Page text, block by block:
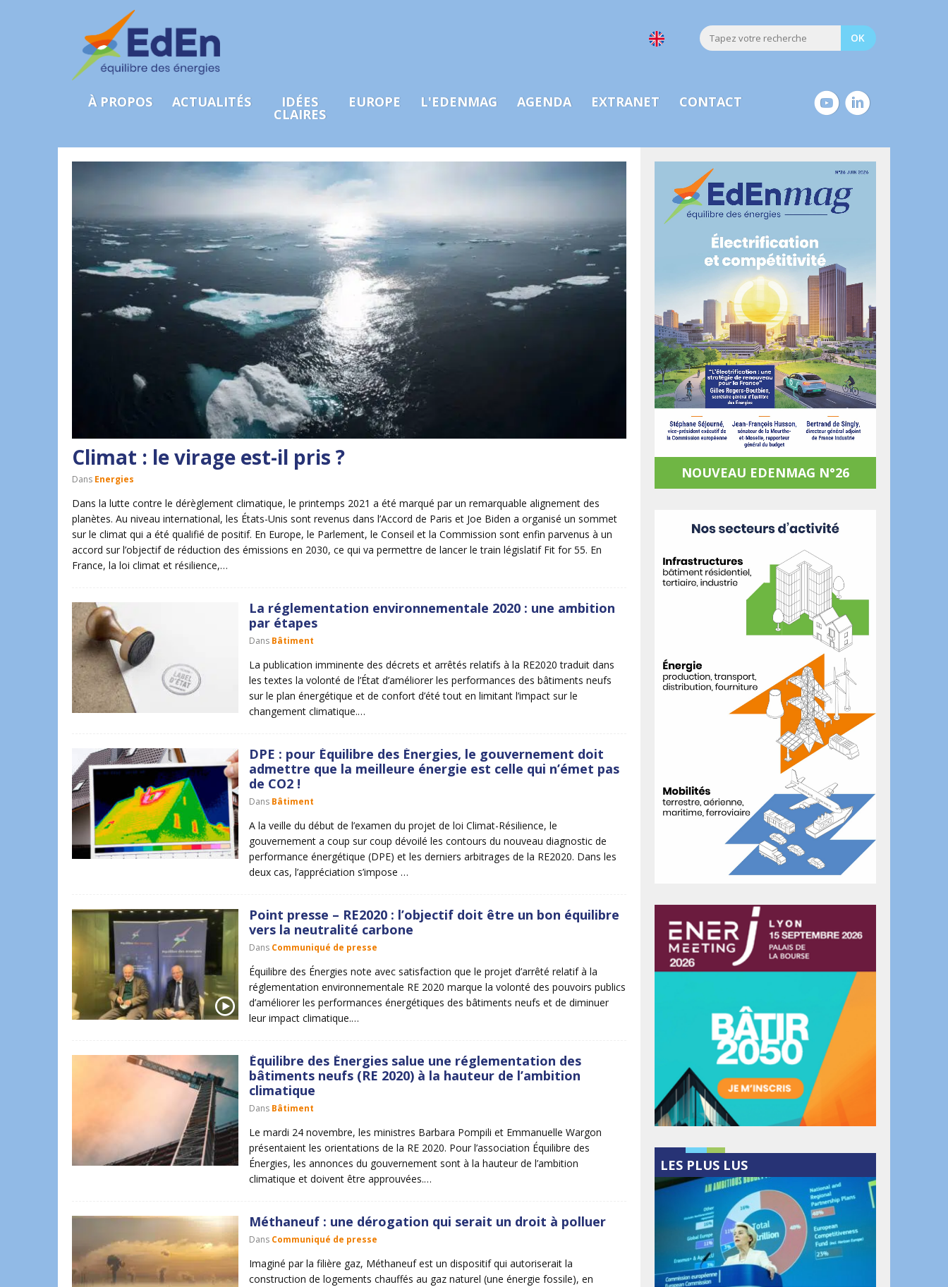
À PROPOS ACTUALITÉS IDÉES
CLAIRES
EUROPE L'EDENMAG AGENDA EXTRANET CONTACT
Climat : le virage est-il pris ?
Dans Energies
Dans la lutte contre le dérèglement climatique, le printemps 2021 a été marqué par un remarquable alignement des
planètes. Au niveau international, les États-Unis sont revenus dans l’Accord de Paris et Joe Biden a organisé un sommet
sur le climat qui a été qualifié de positif. En Europe, le Parlement, le Conseil et la Commission sont enfin parvenus à un
accord sur l’objectif de réduction des émissions en 2030, ce qui va permettre de lancer le train législatif Fit for 55. En
France, la loi climat et résilience,…
La réglementation environnementale 2020 : une ambition
par étapes
Dans Bâtiment
La publication imminente des décrets et arrêtés relatifs à la RE2020 traduit dans
les textes la volonté de l’État d’améliorer les performances des bâtiments neufs
sur le plan énergétique et de confort d’été tout en limitant l’impact sur le
changement climatique.…
DPE : pour Équilibre des Énergies, le gouvernement doit
admettre que la meilleure énergie est celle qui n’émet pas
de CO2 !
Dans Bâtiment
A la veille du début de l’examen du projet de loi Climat-Résilience, le
gouvernement a coup sur coup dévoilé les contours du nouveau diagnostic de
performance énergétique (DPE) et les derniers arbitrages de la RE2020. Dans les
deux cas, l’appréciation s’impose …
Point presse – RE2020 : l’objectif doit être un bon équilibre
vers la neutralité carbone
Dans Communiqué de presse
Équilibre des Énergies note avec satisfaction que le projet d’arrêté relatif à la
réglementation environnementale RE 2020 marque la volonté des pouvoirs publics
d’améliorer les performances énergétiques des bâtiments neufs et de diminuer
leur impact climatique.…
Équilibre des Énergies salue une réglementation des
bâtiments neufs (RE 2020) à la hauteur de l’ambition
climatique
Dans Bâtiment
Le mardi 24 novembre, les ministres Barbara Pompili et Emmanuelle Wargon
présentaient les orientations de la RE 2020. Pour l’association Équilibre des
Énergies, les annonces du gouvernement sont à la hauteur de l’ambition
climatique et doivent être approuvées.…
Méthaneuf : une dérogation qui serait un droit à polluer
Dans Communiqué de presse
Imaginé par la filière gaz, Méthaneuf est un dispositif qui autoriserait la
construction de logements chauffés au gaz naturel (une énergie fossile), en
NOUVEAU EDENMAG N°26
LES PLUS LUS